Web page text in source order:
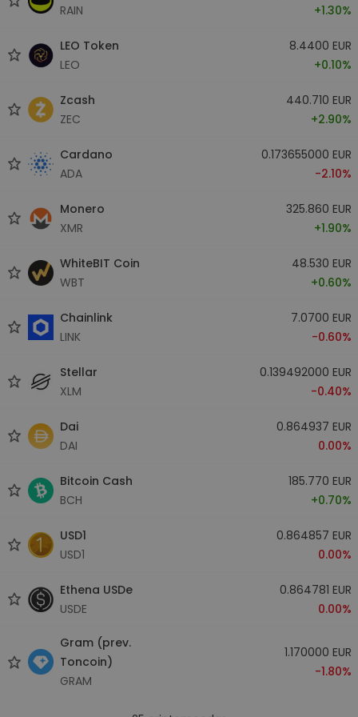
RAIN
+1.30%
LEO Token
LEO
8.4400 EUR
+0.10%
Zcash
ZEC
440.710 EUR
+2.90%
Cardano
ADA
0.173655000 EUR
-2.10%
Monero
XMR
325.860 EUR
+1.90%
WhiteBIT Coin
WBT
48.530 EUR
+0.60%
Chainlink
LINK
7.0700 EUR
-0.60%
Stellar
XLM
0.139492000 EUR
-0.40%
Dai
DAI
0.864937 EUR
0.00%
Bitcoin Cash
BCH
185.770 EUR
+0.70%
USD1
USD1
0.864857 EUR
0.00%
Ethena USDe
USDE
0.864781 EUR
0.00%
Gram (prev.
Toncoin)
GRAM
1.170000 EUR
-1.80%